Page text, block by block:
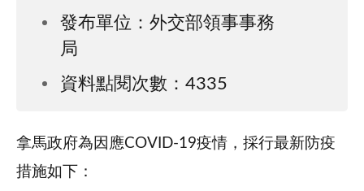
發布單位：外交部領事事務
局
資料點閱次數：4335
拿馬政府為因應COVID-19疫情，採行最新防疫
措施如下：